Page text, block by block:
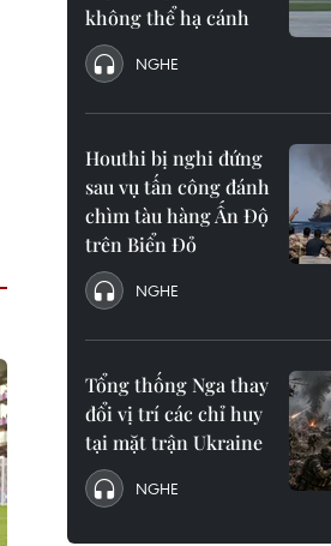
không thể hạ cánh
NGHE
Houthi bị nghi đứng
sau vụ tấn công đánh
chìm tàu hàng Ấn Độ
trên Biển Đỏ
NGHE
Tổng thống Nga thay
đổi vị trí các chỉ huy
tại mặt trận Ukraine
NGHE